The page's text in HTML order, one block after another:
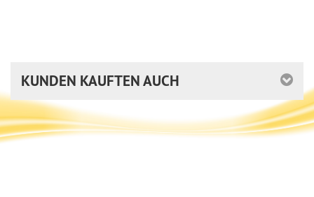
KUNDEN KAUFTEN AUCH